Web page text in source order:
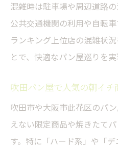
混雑時は駐車場や周辺道路
公共交通機関の利用や自転車
ランキング上位店の混雑状
とで、快適なパン屋巡りを実
吹田パン屋で人気の朝イチ
吹田市や大阪市此花区のパ
えない限定商品や焼きたて
す。特に「ハード系」や「